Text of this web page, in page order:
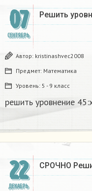
07
СЕНТЯБРЬ
Решить
Автор: kristinashvec2008
Предмет: Математика
Уровень: 5 - 9 класс
решить уровнение
22
ДЕКАБРЬ
СРОЧНО